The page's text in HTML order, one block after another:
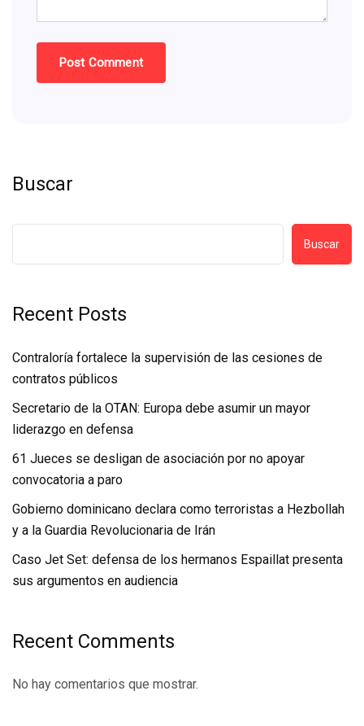
Buscar
Buscar
Recent Posts
Contraloría fortalece la supervisión de las cesiones de
contratos públicos
Secretario de la OTAN: Europa debe asumir un mayor
liderazgo en defensa
61 Jueces se desligan de asociación por no apoyar
convocatoria a paro
Gobierno dominicano declara como terroristas a Hezbollah
y a la Guardia Revolucionaria de Irán
Caso Jet Set: defensa de los hermanos Espaillat presenta
sus argumentos en audiencia
Recent Comments
No hay comentarios que mostrar.